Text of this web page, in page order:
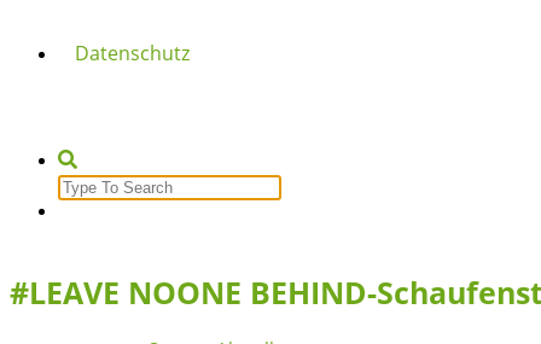
Datenschutz
Search
for:
#LEAVE NOONE BEHIND-